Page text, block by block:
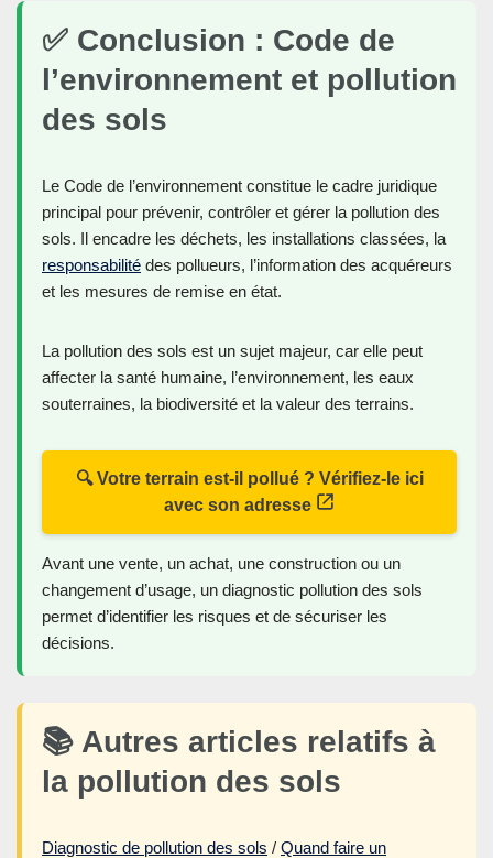
✅ Conclusion : Code de
l’environnement et pollution
des sols
Le Code de l’environnement constitue le cadre juridique
principal pour prévenir, contrôler et gérer la pollution des
sols. Il encadre les déchets, les installations classées, la
responsabilité des pollueurs, l’information des acquéreurs
et les mesures de remise en état.
La pollution des sols est un sujet majeur, car elle peut
affecter la santé humaine, l’environnement, les eaux
souterraines, la biodiversité et la valeur des terrains.
🔍 Votre terrain est-il pollué ? Vérifiez-le ici
avec son adresse
Avant une vente, un achat, une construction ou un
changement d’usage, un diagnostic pollution des sols
permet d’identifier les risques et de sécuriser les
décisions.
📚 Autres articles relatifs à
la pollution des sols
Diagnostic de pollution des sols / Quand faire un